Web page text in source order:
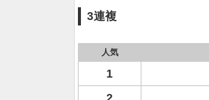
3連複
人気
1